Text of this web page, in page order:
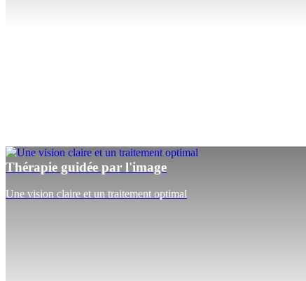
Thérapie guidée par l'image
Une vision claire et un traitement optimal